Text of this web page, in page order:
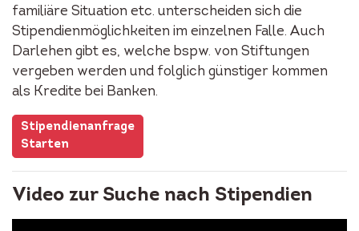
familiäre Situation etc. unterscheiden sich die
Stipendienmöglichkeiten im einzelnen Falle. Auch
Darlehen gibt es, welche bspw. von Stiftungen
vergeben werden und folglich günstiger kommen
als Kredite bei Banken.
Stipendienanfrage
Starten
Video zur Suche nach Stipendien